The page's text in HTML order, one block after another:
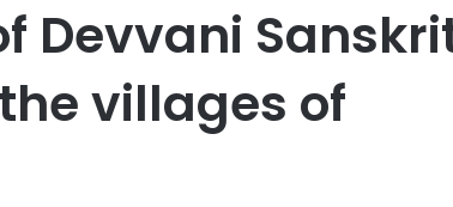
Devvani
villages of